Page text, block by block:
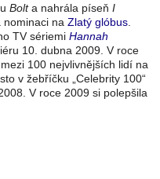
Bolta nahrála píseň I
nominaci na Zlatý glóbus
TV sériemi Hannah
10. dubna 2009. V roce
100 nejvlivnějších lidí na
v žebříčku „Celebrity 100“
V roce 2009 si polepšila